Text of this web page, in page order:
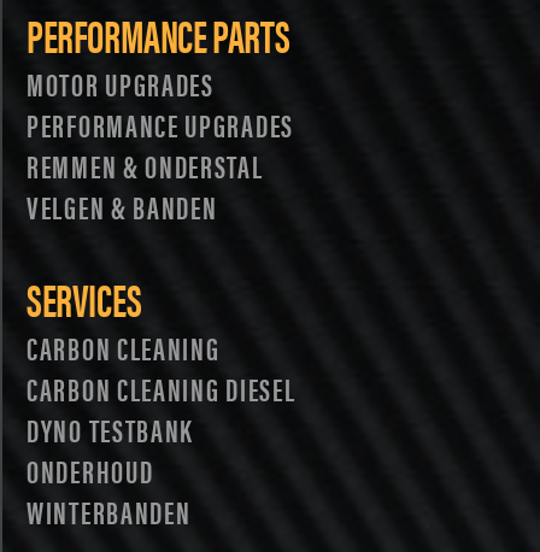
PERFORMANCE PARTS
MOTOR UPGRADES
PERFORMANCE UPGRADES
REMMEN & ONDERSTAL
VELGEN & BANDEN
SERVICES
CARBON CLEANING
CARBON CLEANING DIESEL
DYNO TESTBANK
ONDERHOUD
WINTERBANDEN